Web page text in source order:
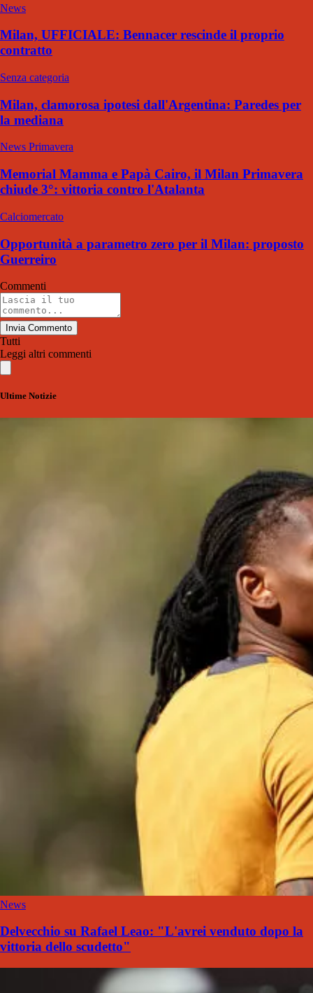
News
Milan, UFFICIALE: Bennacer rescinde il proprio
contratto
Senza categoria
Milan, clamorosa ipotesi dall'Argentina: Paredes per
la mediana
News Primavera
Memorial Mamma e Papà Cairo, il Milan Primavera
chiude 3°: vittoria contro l'Atalanta
Calciomercato
Opportunità a parametro zero per il Milan: proposto
Guerreiro
Commenti
Invia Commento
Tutti
Leggi altri commenti
Ultime Notizie
News
Delvecchio su Rafael Leao: "L'avrei venduto dopo la
vittoria dello scudetto"